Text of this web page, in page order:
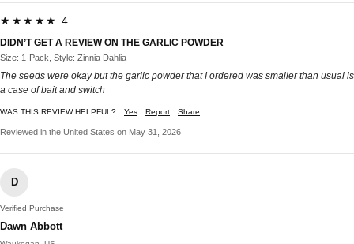
★★★★★ 4
DIDN’T GET A REVIEW ON THE GARLIC POWDER
Size: 1-Pack, Style: Zinnia Dahlia
The seeds were okay but the garlic powder that I ordered was smaller than usual is
a case of bait and switch
WAS THIS REVIEW HELPFUL? Yes Report Share
Reviewed in the United States on May 31, 2026
D
Verified Purchase
Dawn Abbott